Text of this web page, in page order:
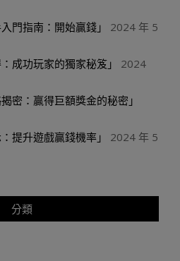
門指南：開始贏錢」
2024 年 5
成功玩家的獨家秘笈」
2024
密：贏得巨額獎金的秘密」
提升遊戲贏錢機率」
2024 年 5
分類